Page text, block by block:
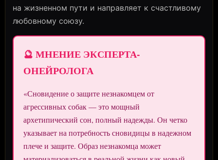
на жизненном пути и направляет к счастливому
любовному союзу.
🔮 МНЕНИЕ ЭКСПЕРТА-
ОНЕЙРОЛОГА
«Сновидение о защите незнакомцем от
агрессивных собак — это мощный
архетипический сон, полный надежды. Он четко
указывает на потребность сновидицы в надежном
плече и защите. Образ незнакомца может